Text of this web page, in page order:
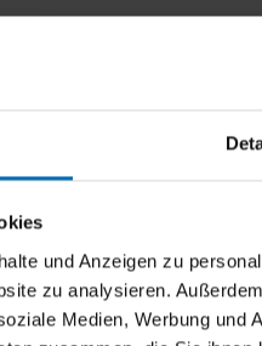
und Anzeigen zu
zu analysieren.
Medien, Werbung und
25.08.2026 |